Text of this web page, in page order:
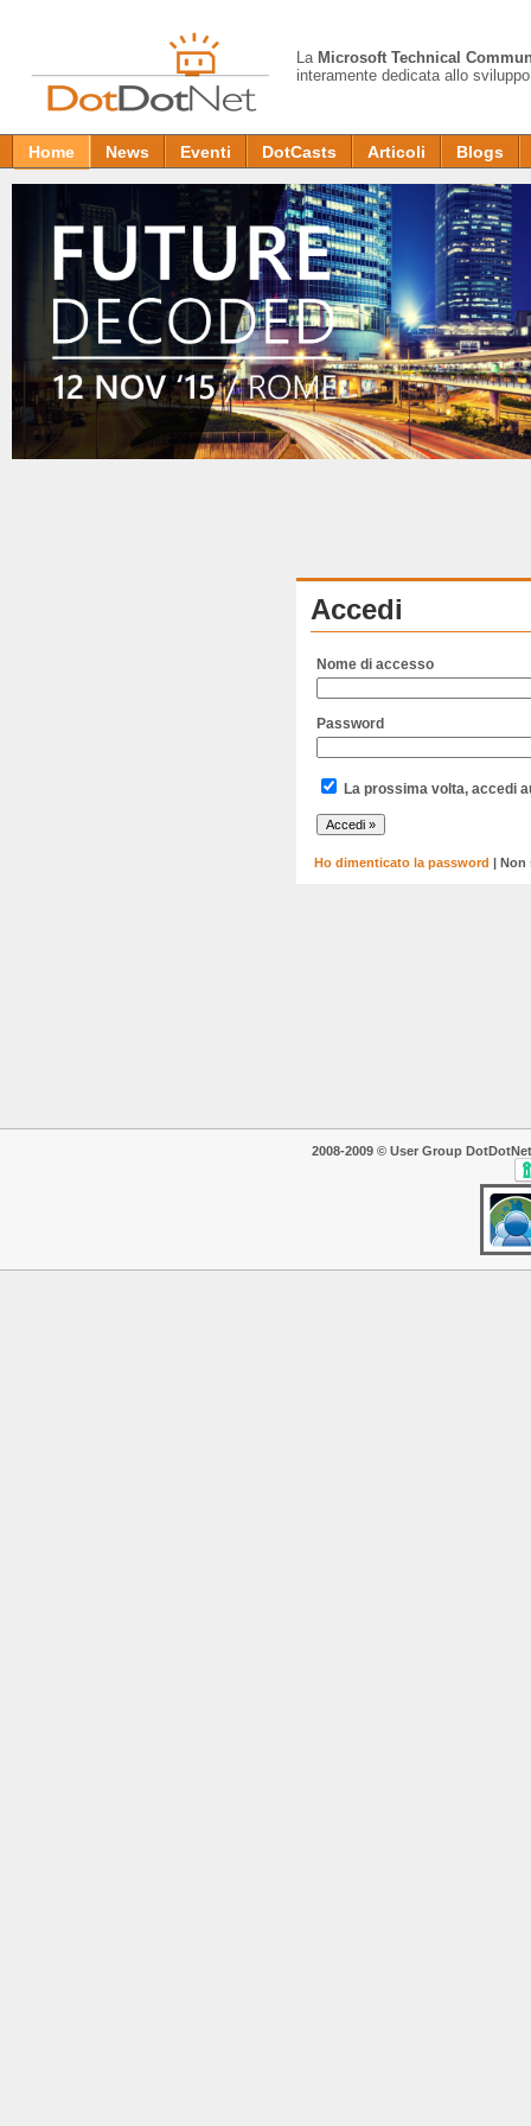
La Microsoft Technical
interamente dedicata allo
Home News Eventi DotCasts Articoli Blogs
Accedi
Nome di accesso
Password
La prossima volta, accedi
Ho dimenticato la password |
2008-2009 © User Group